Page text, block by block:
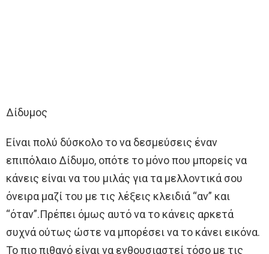
Δίδυμος
Είναι πολύ δύσκολο το να δεσμεύσεις έναν
επιπόλαιο Δίδυμο, οπότε το μόνο που μπορείς να
κάνεις είναι να του μιλάς για τα μελλοντικά σου
όνειρα μαζί του με τις λέξεις κλειδιά “αν” και
“όταν”.Πρέπει όμως αυτό να το κάνεις αρκετά
συχνά ούτως ώστε να μπορέσει να το κάνει εικόνα.
Το πιο πιθανό είναι να ενθουσιαστεί τόσο με τις